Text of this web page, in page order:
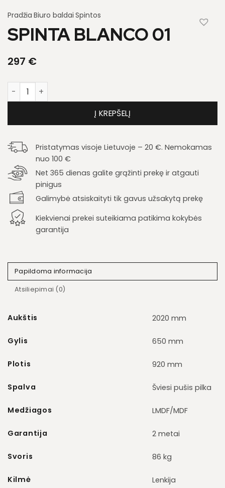
Pradžia Biuro baldai Spintos
SPINTA BLANCO 01
297 €
produkto kiekis: Spinta Blanco 01
Į KREPŠELĮ
Pristatymas visoje Lietuvoje – 20 €. Nemokamas
nuo 100 €
Net 365 dienas galite grąžinti prekę ir atgauti
pinigus
Galimybė atsiskaityti tik gavus užsakytą prekę
Kiekvienai prekei suteikiama patikima kokybės
garantija
Papildoma informacija
Atsiliepimai (0)
Aukštis 2020 mm
Gylis 650 mm
Plotis 920 mm
Spalva Šviesi pušis pilka
Medžiagos LMDF/MDF
Garantija 2 metai
Svoris 86 kg
Kilmė Lenkija